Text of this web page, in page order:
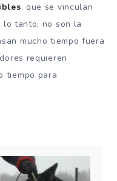
, que se vinculan
lo tanto, no son la
mucho tiempo fuera
requieren
tiempo para